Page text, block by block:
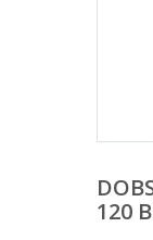
120